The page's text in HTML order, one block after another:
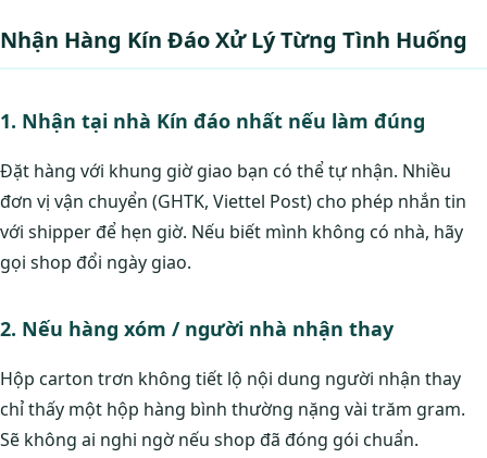
Nhận Hàng Kín Đáo Xử Lý Từng Tình Huống
1. Nhận tại nhà Kín đáo nhất nếu làm đúng
Đặt hàng với khung giờ giao bạn có thể tự nhận. Nhiều
đơn vị vận chuyển (GHTK, Viettel Post) cho phép nhắn tin
với shipper để hẹn giờ. Nếu biết mình không có nhà, hãy
gọi shop đổi ngày giao.
2. Nếu hàng xóm / người nhà nhận thay
Hộp carton trơn không tiết lộ nội dung người nhận thay
chỉ thấy một hộp hàng bình thường nặng vài trăm gram.
Sẽ không ai nghi ngờ nếu shop đã đóng gói chuẩn.